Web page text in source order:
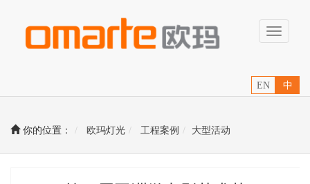
Toggle
EN 中
你的位置： 欧玛灯光 工程案例 大型活动